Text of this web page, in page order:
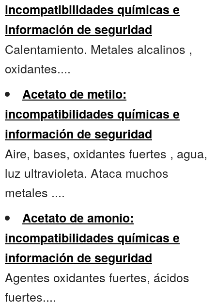
incompatibilidades químicas e
información de seguridad
Calentamiento. Metales alcalinos ,
oxidantes....
Acetato de metilo:
incompatibilidades químicas e
información de seguridad
Aire, bases, oxidantes fuertes , agua,
luz ultravioleta. Ataca muchos
metales ....
Acetato de amonio:
incompatibilidades químicas e
información de seguridad
Agentes oxidantes fuertes, ácidos
fuertes....